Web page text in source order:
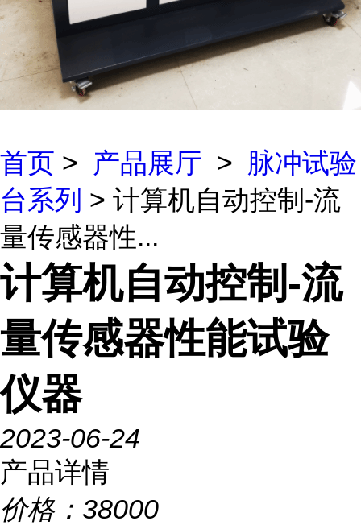
首页 > 产品展厅 > 脉冲试验
台系列 > 计算机自动控制-流
量传感器性...
计算机自动控制-流
量传感器性能试验
仪器
2023-06-24
产品详情
价格： 38000